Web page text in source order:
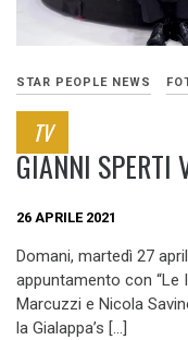
STAR PEOPLE NEWS
TV
GIANNI SPERTI
26 APRILE 2021
Domani, martedì 27
appuntamento con “Le
Marcuzzi e Nicola
la Gialappa’s […]